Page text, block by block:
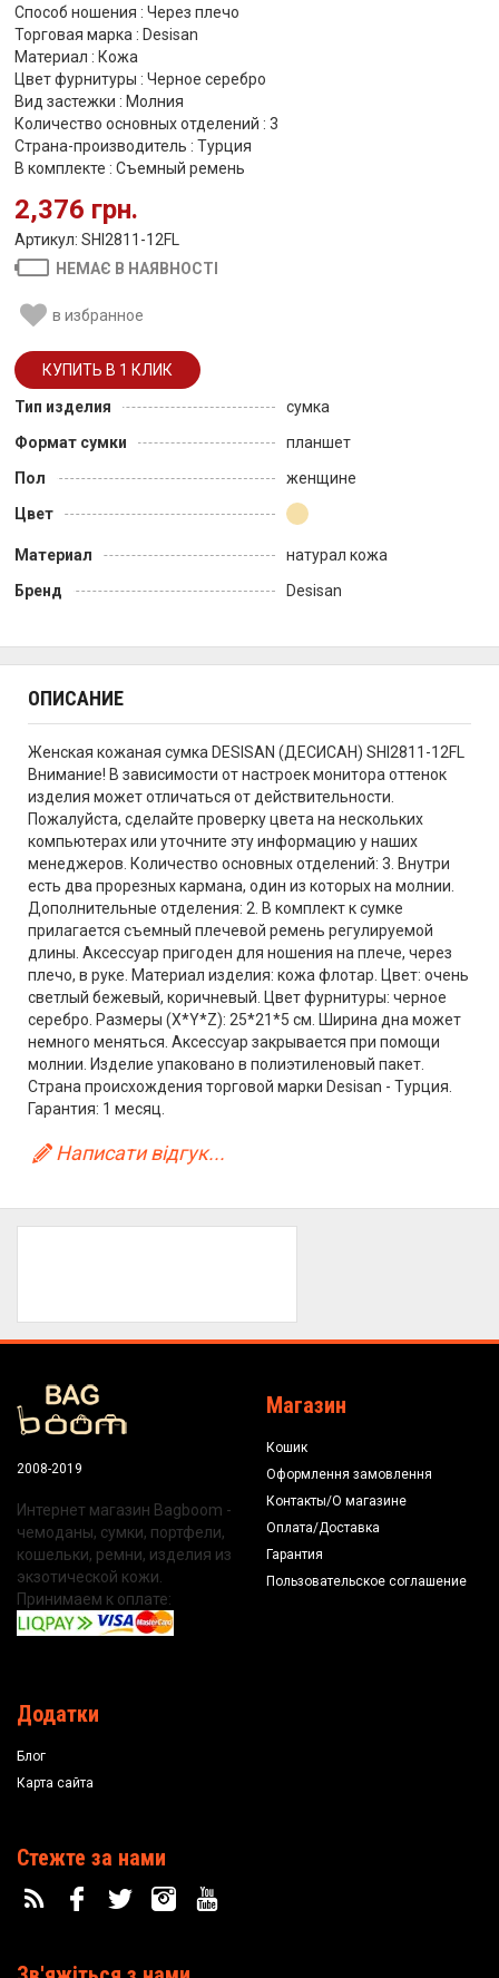
Способ ношения : Через плечо
Торговая марка : Desisan
Материал : Кожа
Цвет фурнитуры : Черное серебро
Вид застежки : Молния
Количество основных отделений : 3
Страна-производитель : Турция
В комплекте : Съемный ремень
2,376 грн.
Артикул: SHI2811-12FL
НЕМАЄ В НАЯВНОСТІ
в избранное
Тип изделия
сумка
Формат сумки
планшет
Пол
женщине
Цвет
Материал
натурал кожа
Бренд
Desisan
ОПИСАНИЕ
Женская кожаная сумка DESISAN (ДЕСИСАН) SHI2811-12FL
Внимание! В зависимости от настроек монитора оттенок
изделия может отличаться от действительности.
Пожалуйста, сделайте проверку цвета на нескольких
компьютерах или уточните эту информацию у наших
менеджеров. Количество основных отделений: 3. Внутри
есть два прорезных кармана, один из которых на молнии.
Дополнительные отделения: 2. В комплект к сумке
прилагается съемный плечевой ремень регулируемой
длины. Аксессуар пригоден для ношения на плече, через
плечо, в руке. Материал изделия: кожа флотар. Цвет: очень
светлый бежевый, коричневый. Цвет фурнитуры: черное
серебро. Размеры (X*Y*Z): 25*21*5 см. Ширина дна может
немного меняться. Аксессуар закрывается при помощи
молнии. Изделие упаковано в полиэтиленовый пакет.
Страна происхождения торговой марки Desisan - Турция.
Гарантия: 1 месяц.
Написати відгук...
2008-2019
Интернет магазин Bagboom -
чемоданы, сумки, портфели,
кошельки, ремни, изделия из
экзотической кожи.
Принимаем к оплате:
Магазин
Кошик
Оформлення замовлення
Контакты/О магазине
Оплата/Доставка
Гарантия
Пользовательское соглашение
Додатки
Блог
Карта сайта
Стежте за нами